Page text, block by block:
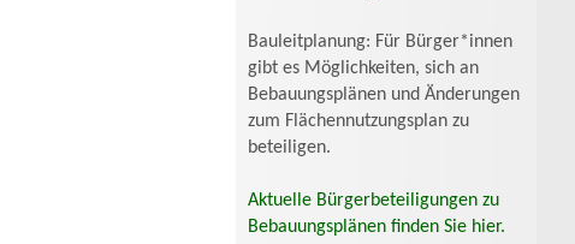
Bauleitplanung: Für Bürger*innen
gibt es Möglichkeiten, sich an
Bebauungsplänen und Änderungen
zum Flächennutzungsplan zu
beteiligen.
Aktuelle Bürgerbeteiligungen zu
Bebauungsplänen finden Sie hier.